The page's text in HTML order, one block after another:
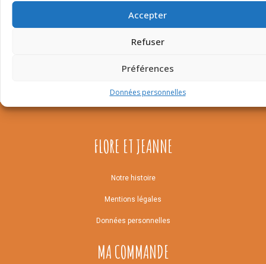
Accepter
Refuser
Préférences
Données personnelles
Vous pourriez aussi aimer...
FLORE ET JEANNE
Notre histoire
Mentions légales
Données personnelles
MA COMMANDE